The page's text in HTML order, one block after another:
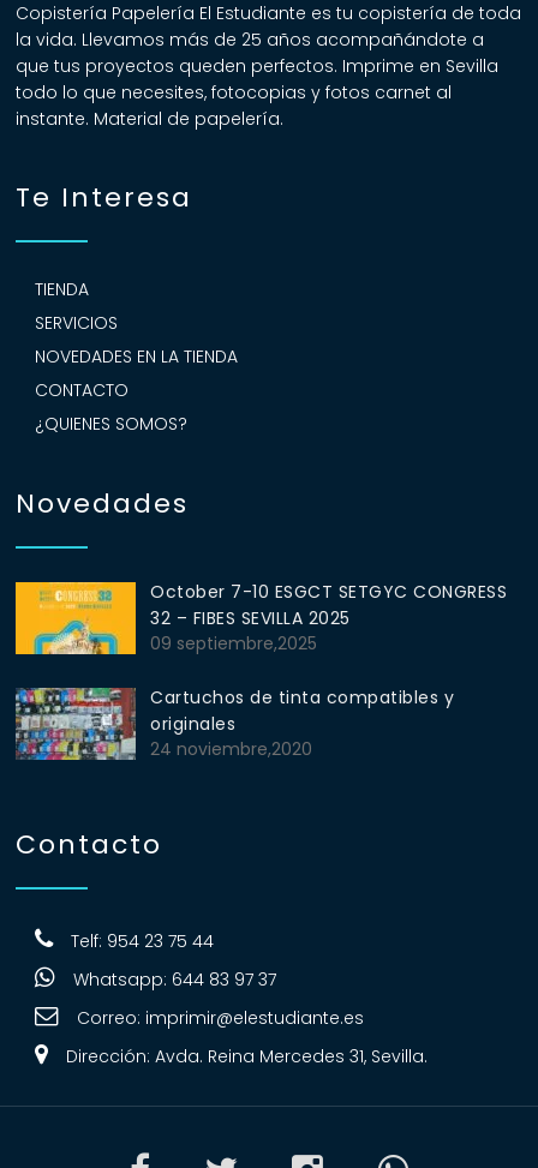
Copistería Papelería El Estudiante es tu copistería de toda
la vida. Llevamos más de 25 años acompañándote a
que tus proyectos queden perfectos. Imprime en Sevilla
todo lo que necesites, fotocopias y fotos carnet al
instante. Material de papelería.
Te Interesa
TIENDA
SERVICIOS
NOVEDADES EN LA TIENDA
CONTACTO
¿QUIENES SOMOS?
Novedades
October 7-10 ESGCT SETGYC CONGRESS
32 – FIBES SEVILLA 2025
09 septiembre,2025
Cartuchos de tinta compatibles y
originales
24 noviembre,2020
Contacto
Telf: 954 23 75 44
Whatsapp: 644 83 97 37
Correo: imprimir@elestudiante.es
Dirección: Avda. Reina Mercedes 31, Sevilla.